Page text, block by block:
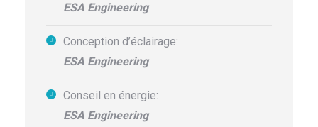
ESA Engineering
Conception d’éclairage:
ESA Engineering
Conseil en énergie:
ESA Engineering